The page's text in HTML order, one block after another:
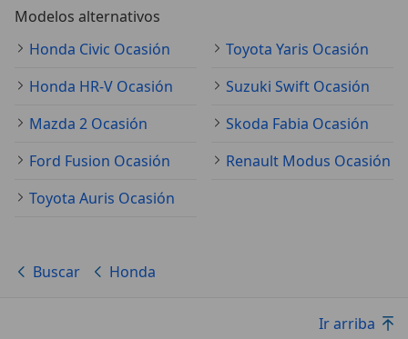
Modelos alternativos
Honda Civic Ocasión
Toyota Yaris Ocasión
Honda HR-V Ocasión
Suzuki Swift Ocasión
Mazda 2 Ocasión
Skoda Fabia Ocasión
Ford Fusion Ocasión
Renault Modus Ocasión
Toyota Auris Ocasión
Buscar Honda
Ir arriba